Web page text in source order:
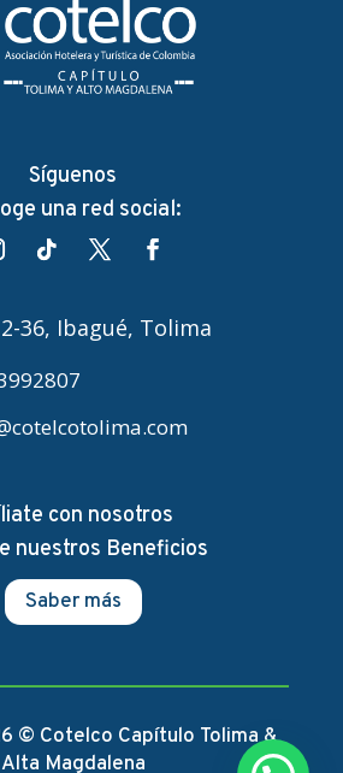
Síguenos
una red social:
36, Ibagué, Tolima
con nosotros
nuestros Beneficios
Saber más
© Cotelco Capítulo Tolima &
Alta Magdalena